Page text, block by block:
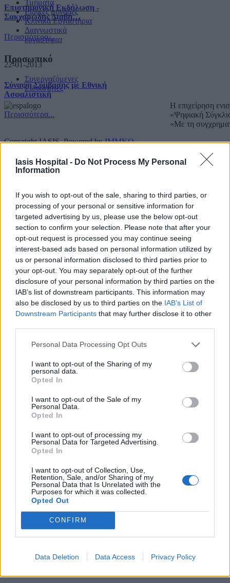
Iasis Hospital - Do Not Process My Personal
Information
If you wish to opt-out of the sale, sharing to third parties, or
processing of your personal or sensitive information for
targeted advertising by us, please use the below opt-out
section to confirm your selection. Please note that after your
opt-out request is processed you may continue seeing
interest-based ads based on personal information utilized by
us or personal information disclosed to third parties prior to
your opt-out. You may separately opt-out of the further
disclosure of your personal information by third parties on the
IAB’s list of downstream participants. This information may
also be disclosed by us to third parties on the IAB’s List of
Downstream Participants that may further disclose it to other
Personal Data Processing Opt Outs
I want to opt-out of the Sharing of my
personal data.
Opted In
I want to opt-out of the Sale of my
Personal Data.
Opted In
I want to opt-out of processing my
Personal Data for Targeted Advertising.
Opted In
I want to opt-out of Collection, Use,
Retention, Sale, and/or Sharing of my
Personal Data that Is Unrelated with the
Purposes for which it was collected.
Opted Out
CONFIRM
Data Deletion Data Access Privacy Policy
Επιστημονική Εκδήλωση -
Σακχαρώδης Διαβή…
Περισσότερα...
22-01-2013
Σύναψη Σύμβασης με Εθνική
Ασφαλιστική
Περισσότερα...
Τμήματα
Ειδικές μονάδες
Κλινικά Εργαστήρια
Διαγνωστικά
εργαστήρια
Προσωπικό
Συνεργαζόμενες
Ειδικότητες
Η επιχείρηση
«Ψηφιακή
«Με τη
Copyright IASIS. Powered byIMMKO.